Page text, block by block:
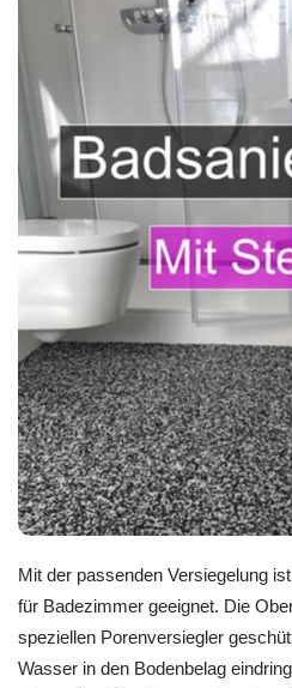
Mit der passenden Versiegelung
für Badezimmer geeignet. Die
speziellen Porenversiegler
Wasser in den Bodenbelag